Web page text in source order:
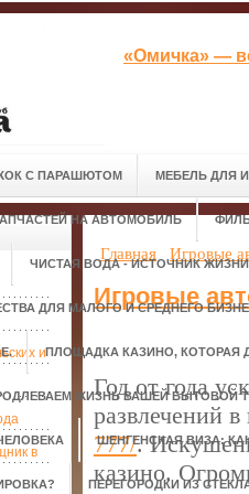
«Омичка» —
С ПАРАШЮТОМ МЕБЕЛЬ ДЛЯ
НА АВТОМОБИЛЬ
ЧИСТАЯ ВОДА - ИСТОЧНИК ЖИЗНИ
ДЛЯ МАЛОГО И СРЕДНЕГО
ПЛОЩАДКА КАЗИНО, КОТОРАЯ
ЖИЗНЬ ВАШЕЙ БЫТОВОЙ
ШЕНГЕНСКАЯ ВИЗА:
ПЕРЕГОРОДКИ ИЗ
и
в
Главная Игровые
Игровые
Год от года
развлечений
777/.
казино.